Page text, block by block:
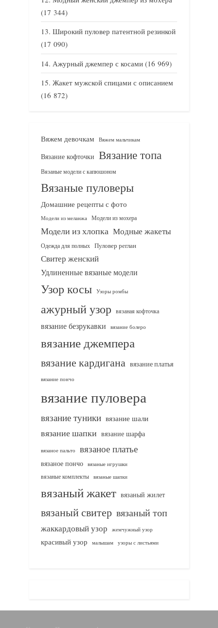
(17 344)
Широкий пуловер патентной резинкой
(17 090)
Ажурный джемпер с косами (16 969)
Жакет мужской спицами с описанием
(16 872)
Вяжем девочкам Вяжем мальчикам
Вязание кофточки Вязание топа
Вязаные модели с капюшоном
Вязаные пуловеры
Домашние рецепты с фото
Модели из меланжа Модели из мохера
Модели из хлопка Модные жакеты
Одежда для полных Пуловер реглан
Свитер женский
Удлиненные вязаные модели
Узор косы Узоры ромбы
ажурный узор вязаная кофточка
вязание безрукавки вязание болеро
вязание джемпера
вязание кардигана вязание платья
вязание пончо
вязание пуловера
вязание туники вязание шали
вязание шапки вязание шарфа
вязаное пальто вязаное платье
вязаное пончо вязаные игрушки
вязаные комплекты
вязаные шапки
вязаный жакет вязаный жилет
вязаный свитер вязаный топ
жаккардовый узор жемчужный узор
красивый узор малышам узоры с листьями